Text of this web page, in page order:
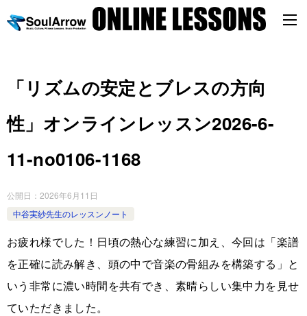
「リズムの安定とブレスの方向
性」オンラインレッスン2026-6-
11-no0106-1168
公開日： 2026年6月11日
中谷実紗先生のレッスンノート
お疲れ様でした！日頃の熱心な練習に加え、今回は「楽譜
を正確に読み解き、頭の中で音楽の骨組みを構築する」と
いう非常に濃い時間を共有でき、素晴らしい集中力を見せ
ていただきました。